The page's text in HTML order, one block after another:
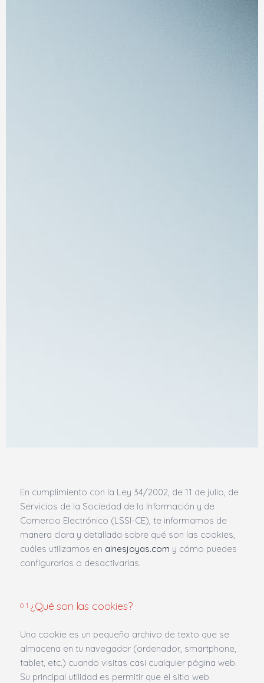
En cumplimiento con la Ley 34/2002, de 11 de julio, de
Servicios de la Sociedad de la Información y de
Comercio Electrónico (LSSI-CE), te informamos de
manera clara y detallada sobre qué son las cookies,
cuáles utilizamos en ainesjoyas.com y cómo puedes
configurarlas o desactivarlas.
01 ¿Qué son las cookies?
Una cookie es un pequeño archivo de texto que se
almacena en tu navegador (ordenador, smartphone,
tablet, etc.) cuando visitas casi cualquier página web.
Su principal utilidad es permitir que el sitio web